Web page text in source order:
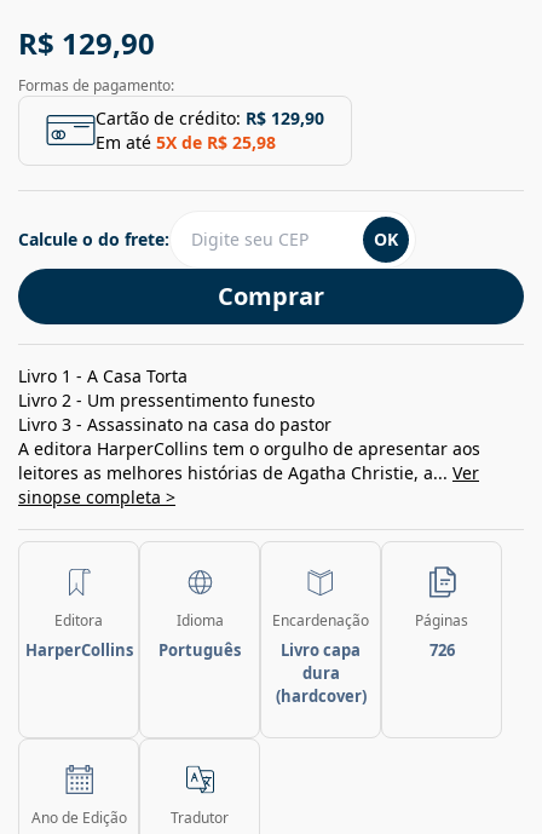
R$ 129,90
Formas de pagamento:
Cartão de crédito: R$ 129,90
Em até 5X de R$ 25,98
Comprar
Calcule o do frete: OK
Livro 1 - A Casa Torta
Livro 2 - Um pressentimento funesto
Livro 3 - Assassinato na casa do pastor
A editora HarperCollins tem o orgulho de apresentar aos
leitores as melhores histórias de Agatha Christie, a... Ver
sinopse completa >
Editora
HarperCollins
Idioma
Português
Encardenação
Livro capa
dura
(hardcover)
Páginas
726
Ano de Edição Tradutor